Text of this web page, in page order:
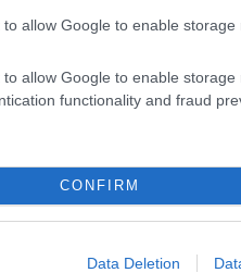
to allow Google to enable storage
to allow Google to enable
functionality and fraud
CONFIRM
Data Deletion